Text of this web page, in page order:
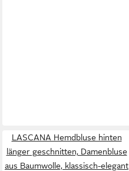
LASCANA Hemdbluse hinten
länger geschnitten, Damenbluse
aus Baumwolle, klassisch-elegant